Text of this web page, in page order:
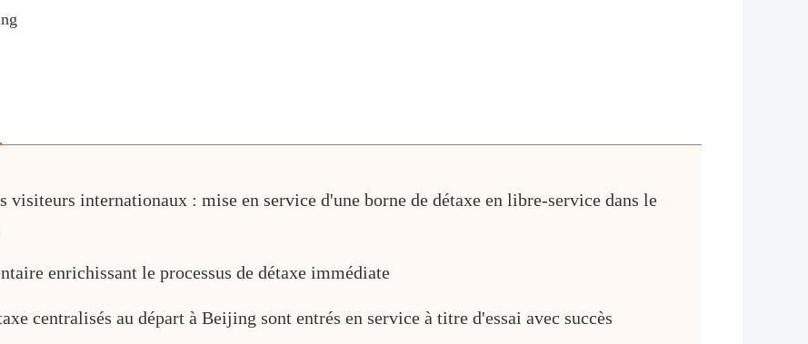
internationaux : mise en service d'une borne de détaxe en libre-service dans le
enrichissant le processus de détaxe immédiate
centralisés au départ à Beijing sont entrés en service à titre d'essai avec succès